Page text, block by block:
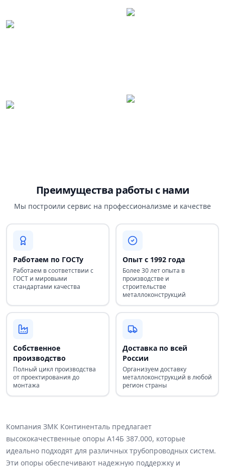
Преимущества работы с нами
Мы построили сервис на профессионализме и качестве
Работаем по ГОСТу
Работаем в соответствии с
ГОСТ и мировыми
стандартами качества
Опыт с 1992 года
Более 30 лет опыта в
производстве и
строительстве
металлоконструкций
Собственное
производство
Полный цикл производства
от проектирования до
монтажа
Доставка по всей
России
Организуем доставку
металлоконструкций в любой
регион страны
Компания ЗМК Континенталь предлагает
высококачественные опоры А14Б 387.000, которые
идеально подходят для различных трубопроводных систем.
Эти опоры обеспечивают надежную поддержку и